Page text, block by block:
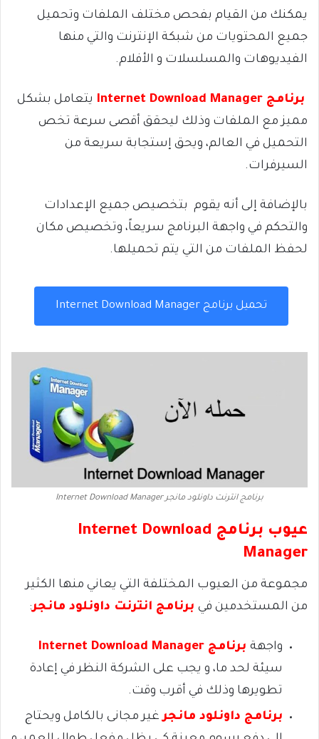
يمكنك من القيام بفحص مختلف الملفات وتحميل
جميع المحتويات من شبكة الإنترنت والتي منها
الفيديوهات والمسلسلات و الأفلام.
برنامج Internet Download Manager
يتعامل بشكل
مميز مع الملفات وذلك ليحقق أقصى سرعة تخص
التحميل في العالم، ويحق إستجابة سريعة من
السيرفرات.
بالإضافة إلى أنه يقوم بتخصيص جميع الإعدادات
والتحكم في واجهة البرنامج سريعاً، وتخصيص مكان
لحفظ الملفات من التي يتم تحميلها.
تحميل برنامج Internet Download Manager
برنامج انترنت داونلود مانجر Internet Download Manager
عيوب برنامج Internet Download
Manager
مجموعة من العيوب المختلفة التي يعاني منها الكثير
من المستخدمين في برنامج انترنت داونلود مانجر:
واجهة برنامج Internet Download Manager
سيئة لحد ما، و يجب على الشركة النظر في إعادة
تطويرها وذلك في أقرب وقت.
برنامج داونلود مانجرغير مجانى بالكامل ويحتاج